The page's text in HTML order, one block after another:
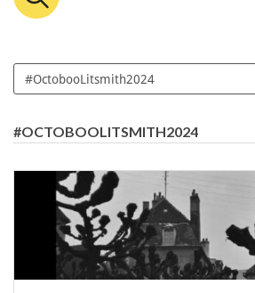
#OCTOBOOLITSMITH2024